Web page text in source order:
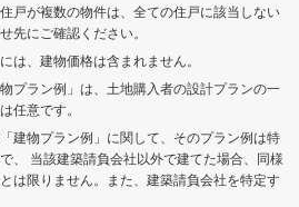
戸が複数の物件は、全ての住戸に該当しない
先にご確認ください。
は、建物価格は含まれません。
プラン例」は、土地購入者の設計プランの一
任意です。
建物プラン例」に関して、そのプラン例は特
、 当該建築請負会社以外で建てた場合、同様
は限りません。また、建築請負会社を特定す